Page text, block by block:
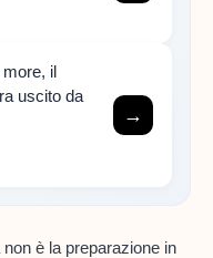
il
uscito da
→
è la preparazione in